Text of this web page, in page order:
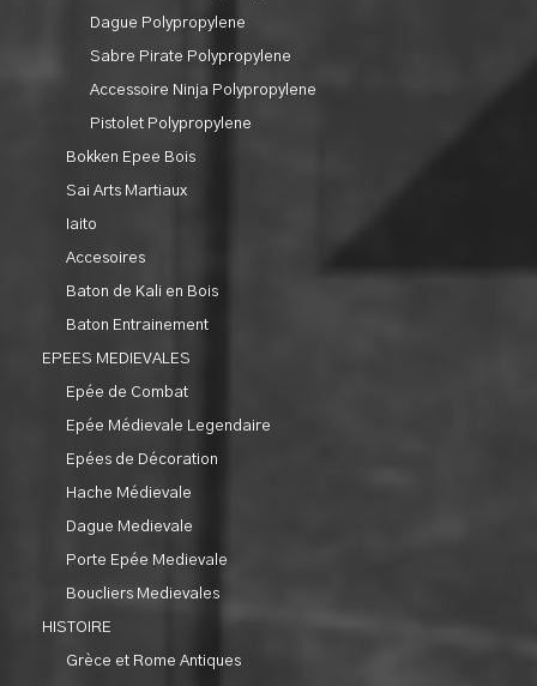
Dague Polypropylene
Sabre Pirate Polypropylene
Accessoire Ninja Polypropylene
Pistolet Polypropylene
Bokken Epee Bois
Sai Arts Martiaux
Iaito
Accesoires
Baton de Kali en Bois
Baton Entrainement
EPEES MEDIEVALES
Epée de Combat
Epée Médievale Legendaire
Epées de Décoration
Hache Médievale
Dague Medievale
Porte Epée Medievale
Boucliers Medievales
HISTOIRE
Grèce et Rome Antiques